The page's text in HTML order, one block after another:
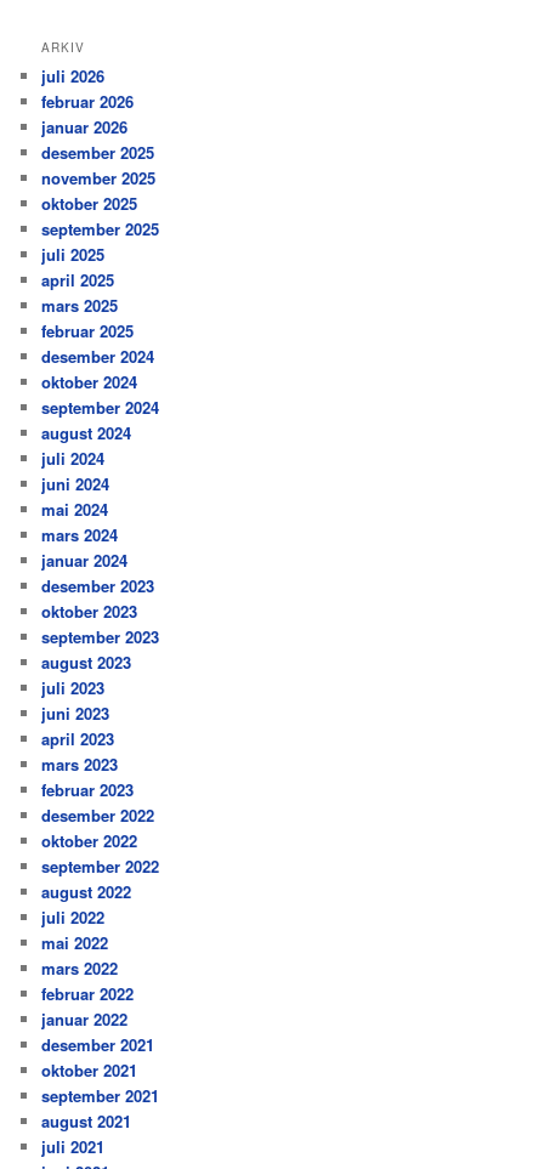
ARKIV
juli 2026
februar 2026
januar 2026
desember 2025
november 2025
oktober 2025
september 2025
juli 2025
april 2025
mars 2025
februar 2025
desember 2024
oktober 2024
september 2024
august 2024
juli 2024
juni 2024
mai 2024
mars 2024
januar 2024
desember 2023
oktober 2023
september 2023
august 2023
juli 2023
juni 2023
april 2023
mars 2023
februar 2023
desember 2022
oktober 2022
september 2022
august 2022
juli 2022
mai 2022
mars 2022
februar 2022
januar 2022
desember 2021
oktober 2021
september 2021
august 2021
juli 2021